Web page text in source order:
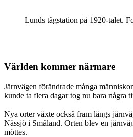
Lunds tågstation på 1920-talet.
Världen kommer närmare
Järnvägen förändrade många
kunde ta flera dagar tog nu bara några
Nya orter växte också fram längs
Nässjö i Småland. Orten blev en
möttes.